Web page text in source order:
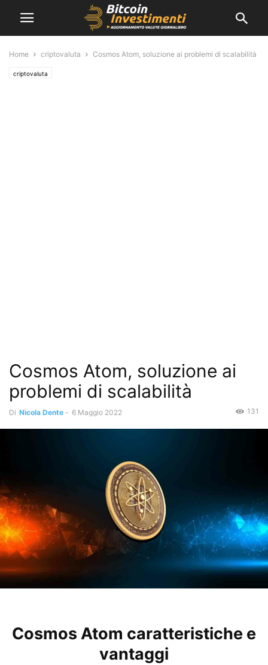
Home criptovaluta Cosmos Atom, soluzione ai problemi di scalabilità
criptovaluta
Cosmos Atom, soluzione ai
problemi di scalabilità
Di Nicola Dente - 6 Maggio 2022 131
Cosmos Atom caratteristiche e
vantaggi